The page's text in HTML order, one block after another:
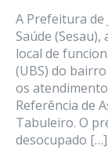
A Prefeitura de
Saúde
local de
(UBS) do
os
Referência de
Tabuleiro. O
desocupado […]